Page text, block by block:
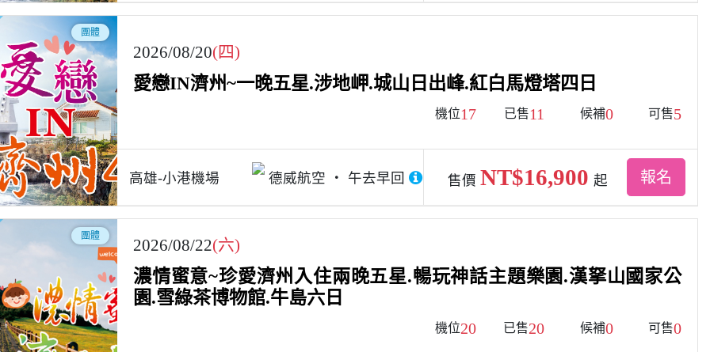
團體
2026/08/20(四)
愛戀IN濟州~一晚五星.涉地岬.城山日出峰.紅白馬燈塔四日
機位17 已售11 候補0 可售5
高雄-小港機場 德威航空 午去早回 售價NT$16,900 起 報名
團體 2026/08/22(六)
濃情蜜意~珍愛濟州入住兩晚五星.暢玩神話主題樂園.漢拏山國家公
園.雪綠茶博物館.牛島六日
機位20 已售20 候補0 可售0